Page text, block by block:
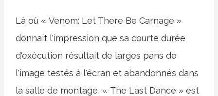
Là où « Venom: Let There Be Carnage »
donnait l'impression que sa courte durée
d'exécution résultait de larges pans de
l'image testés à l'écran et abandonnés dans
la salle de montage, « The Last Dance » est